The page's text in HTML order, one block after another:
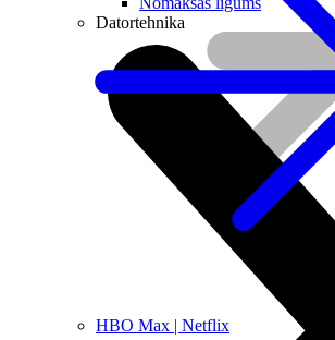
HBO Max | Netflix
Datortehnika